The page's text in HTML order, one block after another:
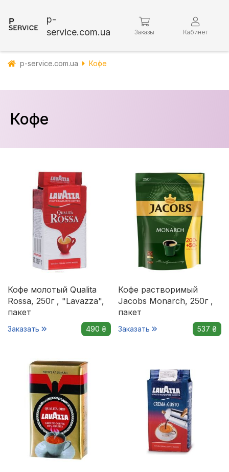
p-
service.com.ua
Заказы Кабинет
p-service.com.ua Кофе
Кофе
Кофе молотый Qualita
Rossa, 250г , "Lavazza",
пакет
Заказать 490 ₴
Кофе растворимый
Jacobs Monarch, 250г ,
пакет
Заказать 537 ₴